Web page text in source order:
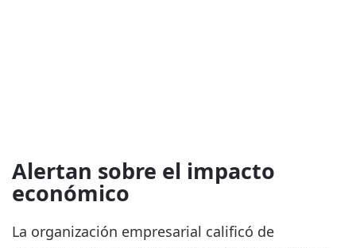
Alertan sobre el impacto
económico
La organización empresarial calificó de